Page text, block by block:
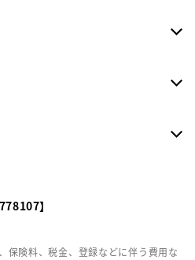
】
保険料、税金、登録などに伴う費用な